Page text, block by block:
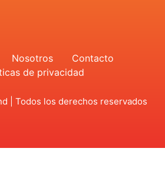
Nosotros
Contacto
de privacidad
| Todos los derechos reservados